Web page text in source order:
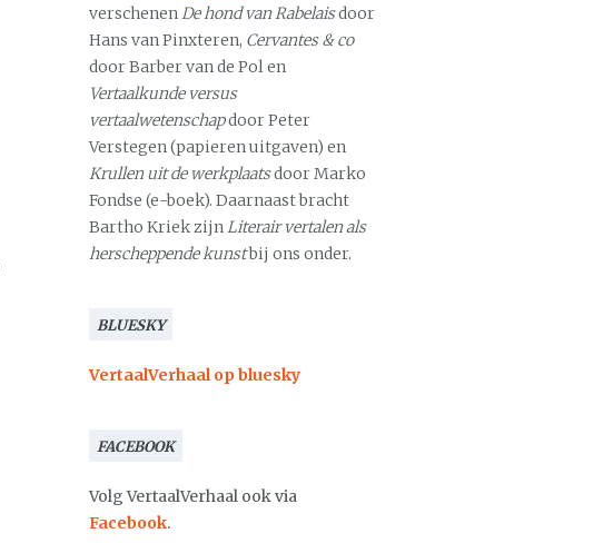
verschenenDe hond van Rabelaisdoor
Hans van Pinxteren, Cervantes & co
door Barber van de Pol en
Vertaalkunde versus
vertaalwetenschapdoor Peter
Verstegen (papieren uitgaven) en
Krullen uit de werkplaatsdoor Marko
Fondse (e-boek). Daarnaast bracht
Bartho Kriek zijnLiterair vertalen als
herscheppende kunstbij ons onder.
BLUESKY
VertaalVerhaal op bluesky
FACEBOOK
Volg VertaalVerhaal ook via
Facebook.